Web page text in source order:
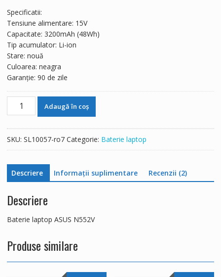
fost:
307 lei.
Specificatii:
Tensiune alimentare: 15V
Capacitate: 3200mAh (48Wh)
Tip acumulator: Li-ion
Stare: nouă
Culoarea: neagra
Garanție: 90 de zile
Cantitate
N552V
Adaugă în coș
SKU: SL10057-ro7 Categorie: Baterie laptop
Descriere Informații suplimentare Recenzii (2)
Descriere
Baterie laptop ASUS N552V
Produse similare